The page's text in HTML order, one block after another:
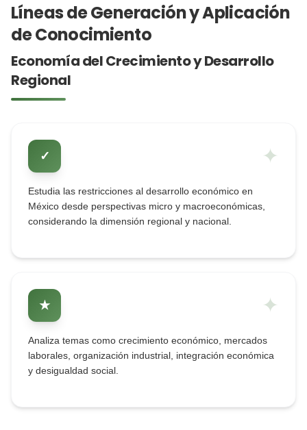
Líneas de Generación y Aplicación
de Conocimiento
Economía del Crecimiento y Desarrollo
Regional
✓ ✦
Estudia las restricciones al desarrollo económico en
México desde perspectivas micro y macroeconómicas,
considerando la dimensión regional y nacional.
★ ✦
Analiza temas como crecimiento económico, mercados
laborales, organización industrial, integración económica
y desigualdad social.